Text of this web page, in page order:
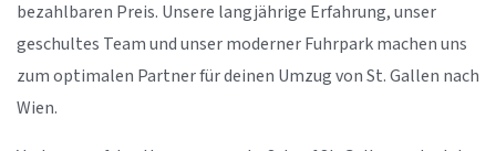
bezahlbaren Preis. Unsere langjährige Erfahrung, unser
geschultes Team und unser moderner Fuhrpark machen uns
zum optimalen Partner für deinen Umzug von St. Gallen nach
Wien.